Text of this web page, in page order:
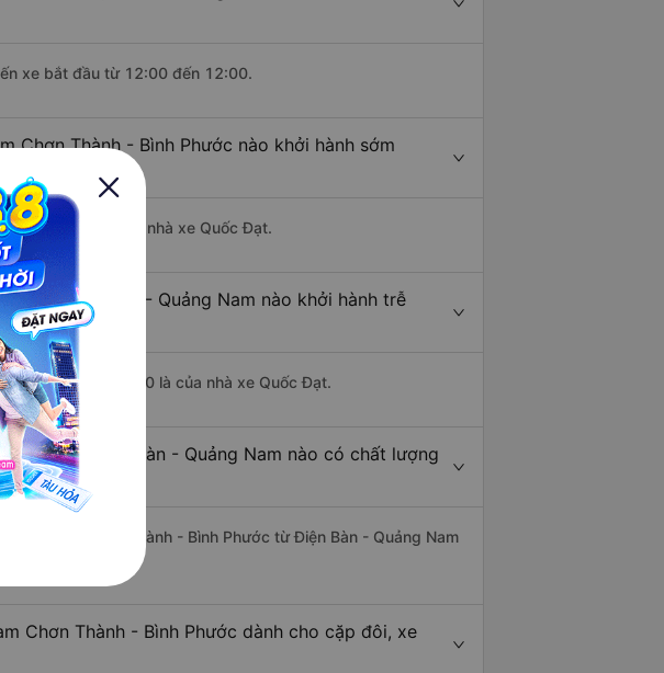
xe bắt đầu từ 12:00 đến 12:00.
Chơn Thành - Bình Phước nào khởi hành sớm
lúc 12:00 là của nhà xe Quốc Đạt.
từ Điện Bàn - Quảng Nam nào khởi hành trễ
là vào lúc 12:00 là của nhà xe Quốc Đạt.
Phước từ Điện Bàn - Quảng Nam nào có chất lượng
nhà xe đi Chơn Thành - Bình Phước từ Điện Bàn - Quảng Nam
Chơn Thành - Bình Phước dành cho cặp đôi, xe